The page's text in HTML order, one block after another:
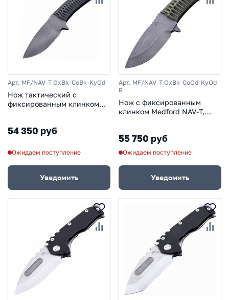
Арт. MF/NAV-T OxBk-CoBk-KyOd
Нож тактический с
фиксированным клинком
паракорд, чёрный
54 350 руб
Ожидаем поступление
Уведомить
Арт. MF/NAV-T OxBk-CoOd-KyOd
R
Нож с фиксированным
клинком Medford NAV-T,
55 750 руб
Ожидаем поступление
Уведомить